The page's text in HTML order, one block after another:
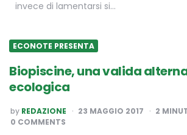
invece di lamentarsi si…
ECONOTE PRESENTA
Biopiscine, una valida
ecologica
POSTED
BY
by REDAZIONE 23 MAGGIO 2017 2
0 COMMENTS